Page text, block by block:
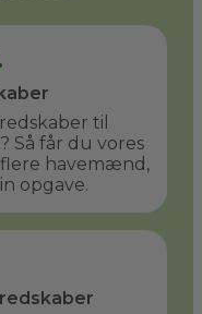
til
Så får du vores
flere havemænd,
opgave.